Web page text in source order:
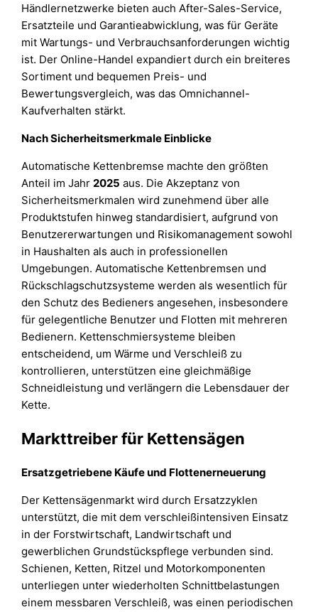
Händlernetzwerke bieten auch After-Sales-Service,
Ersatzteile und Garantieabwicklung, was für Geräte
mit Wartungs- und Verbrauchsanforderungen wichtig
ist. Der Online-Handel expandiert durch ein breiteres
Sortiment und bequemen Preis- und
Bewertungsvergleich, was das Omnichannel-
Kaufverhalten stärkt.
Nach Sicherheitsmerkmale Einblicke
Automatische Kettenbremse machte den größten
Anteil im Jahr 2025 aus. Die Akzeptanz von
Sicherheitsmerkmalen wird zunehmend über alle
Produktstufen hinweg standardisiert, aufgrund von
Benutzererwartungen und Risikomanagement sowohl
in Haushalten als auch in professionellen
Umgebungen. Automatische Kettenbremsen und
Rückschlagschutzsysteme werden als wesentlich für
den Schutz des Bedieners angesehen, insbesondere
für gelegentliche Benutzer und Flotten mit mehreren
Bedienern. Kettenschmiersysteme bleiben
entscheidend, um Wärme und Verschleiß zu
kontrollieren, unterstützen eine gleichmäßige
Schneidleistung und verlängern die Lebensdauer der
Kette.
Markttreiber für Kettensägen
Ersatzgetriebene Käufe und Flottenerneuerung
Der Kettensägenmarkt wird durch Ersatzzyklen
unterstützt, die mit dem verschleißintensiven Einsatz
in der Forstwirtschaft, Landwirtschaft und
gewerblichen Grundstückspflege verbunden sind.
Schienen, Ketten, Ritzel und Motorkomponenten
unterliegen unter wiederholten Schnittbelastungen
einem messbaren Verschleiß, was einen periodischen